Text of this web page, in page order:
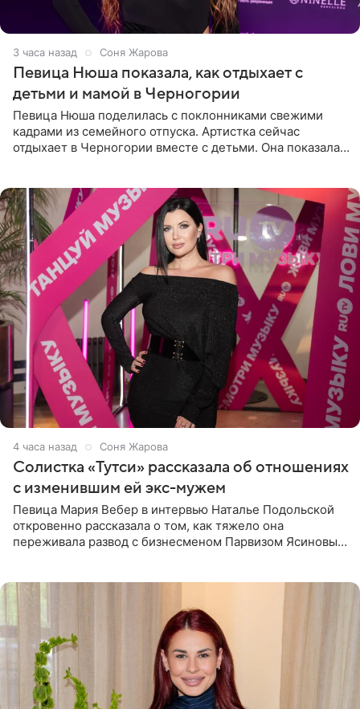
3 часа назад Соня Жарова
Певица Нюша показала, как отдыхает с
детьми и мамой в Черногории
Певица Нюша поделилась с поклонниками свежими
кадрами из семейного отпуска. Артистка сейчас
отдыхает в Черногории вместе с детьми. Она показала,
4 часа назад Соня Жарова
Солистка «Тутси» рассказала об отношениях
с изменившим ей экс-мужем
Певица Мария Вебер в интервью Наталье Подольской
откровенно рассказала о том, как тяжело она
переживала развод с бизнесменом Парвизом Ясиновым.